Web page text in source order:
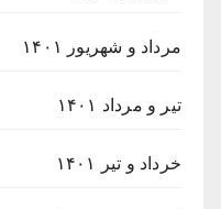
مرداد و شهریور ۱۴۰۱
تیر و مرداد ۱۴۰۱
خرداد و تیر ۱۴۰۱